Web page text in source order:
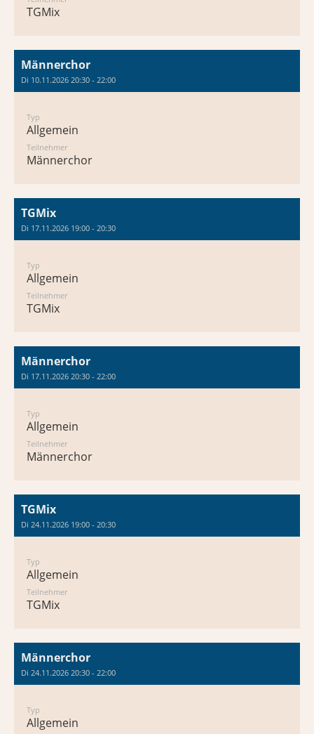
TGMix
Männerchor
Di 10.11.2026 20:30 - 22:00
Typ
Allgemein
Teilnehmer
Männerchor
TGMix
Di 17.11.2026 19:00 - 20:30
Typ
Allgemein
Teilnehmer
TGMix
Männerchor
Di 17.11.2026 20:30 - 22:00
Typ
Allgemein
Teilnehmer
Männerchor
TGMix
Di 24.11.2026 19:00 - 20:30
Typ
Allgemein
Teilnehmer
TGMix
Männerchor
Di 24.11.2026 20:30 - 22:00
Typ
Allgemein